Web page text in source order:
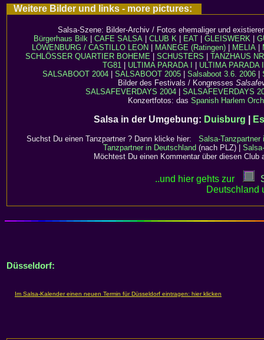
Weitere Bilder und links - more pictures:
Salsa-Szene: Bilder-Archiv / Fotos ehemaliger und
Bürgerhaus Bilk
CAFE SALSA CLUB K EAT GLEISWERK
LÖWENBURG / CASTILLO LEON
MANEGE (Ratingen)| MELIA|
SCHLÖSSER QUARTIER BOHEME| SCHUSTERS
TANZHAUS
TG81
ULTIMA PARADA I
ULTIMA PARADA
SALSABOOT 2004
SALSABOOT 2005 Salsaboot 3.6. 2006
Bilder des Festivals / Kongresses
SALSAFEVERDAYS 2004
SALSAFEVERDAYS
Konzertfotos: das Spanish Harlem
Salsa in der Umgebung: Duisburg
Suchst Du einen Tanzpartner? Dann klicke hier: Salsa-
Tanzpartner in Deutschland (nach PLZ) |
Möchtest Du einen Kommentar über diesen
..und hier gehts zur
Deutschland
Düsseldorf: